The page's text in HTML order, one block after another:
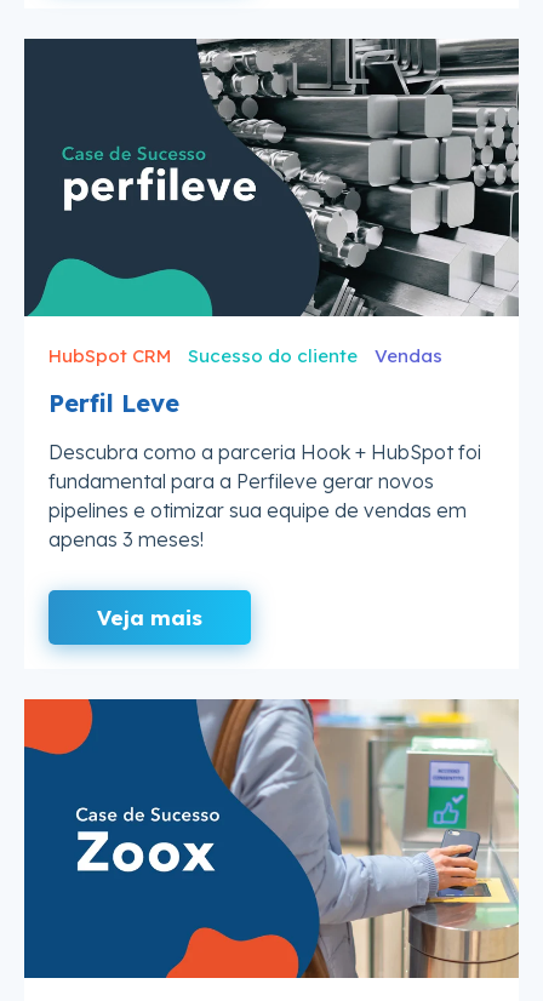
HubSpot CRM Sucesso do cliente Vendas
Perfil Leve
Descubra como a parceria Hook + HubSpot foi
fundamental para a Perfileve gerar novos
pipelines e otimizar sua equipe de vendas em
apenas 3 meses!
Veja mais